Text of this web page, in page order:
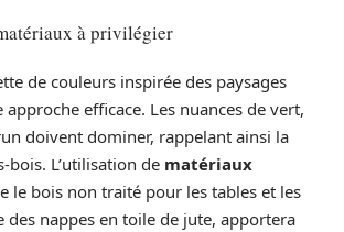
à privilégier
de couleurs inspirée des paysages
efficace. Les nuances de vert,
doivent dominer, rappelant ainsi la
bois. L’utilisation de matériaux
le bois non traité pour les tables et les
des nappes en toile de jute, apportera